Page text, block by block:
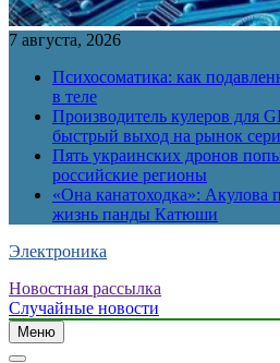
7 августа, 2026
Психосоматика: как
в теле
Производитель кулеров для
быстрый выход на рынок
Пять украинских дронов
российские регионы
«Она канатоходка»: Акулова
жизнь панды Катюши
Электроника
Новостная рассылка
Случайные новости
Меню